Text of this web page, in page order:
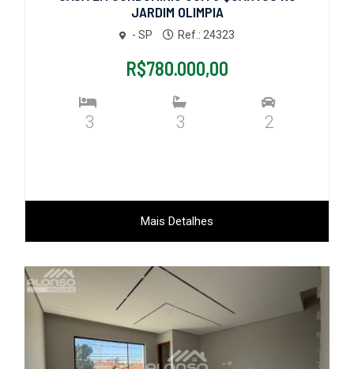
JARDIM OLIMPIA
- SP Ref.: 24323
R$780.000,00
3 3 2
Mais Detalhes